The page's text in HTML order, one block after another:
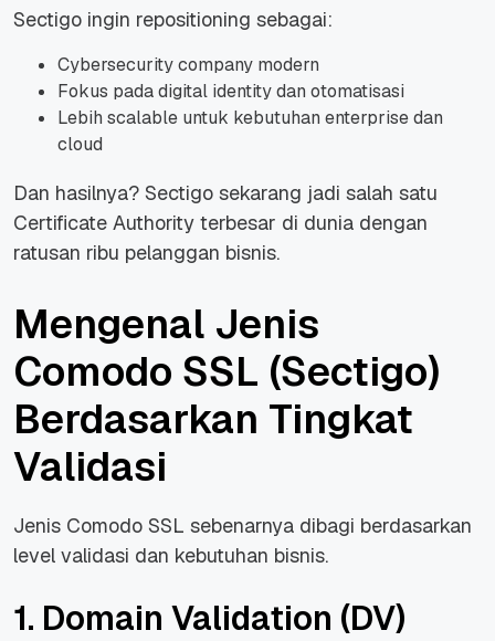
Sectigo ingin repositioning sebagai:
Cybersecurity company modern
Fokus pada digital identity dan otomatisasi
Lebih scalable untuk kebutuhan enterprise dan
cloud
Dan hasilnya? Sectigo sekarang jadi salah satu
Certificate Authority terbesar di dunia dengan
ratusan ribu pelanggan bisnis.
Mengenal Jenis
Comodo SSL (Sectigo)
Berdasarkan Tingkat
Validasi
Jenis Comodo SSL sebenarnya dibagi berdasarkan
level validasi dan kebutuhan bisnis.
1. Domain Validation (DV)